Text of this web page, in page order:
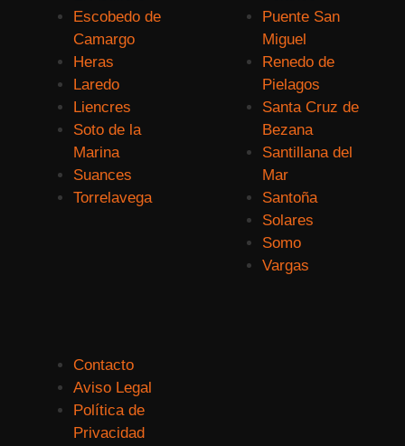
Escobedo de
Camargo
Heras
Laredo
Liencres
Soto de la
Marina
Suances
Torrelavega
Puente San
Miguel
Renedo de
Pielagos
Santa Cruz de
Bezana
Santillana del
Mar
Santoña
Solares
Somo
Vargas
Contacto
Aviso Legal
Política de
Privacidad